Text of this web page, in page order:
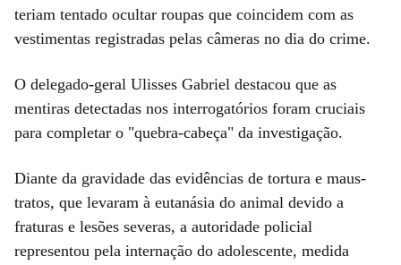
teriam tentado ocultar roupas que coincidem com as
vestimentas registradas pelas câmeras no dia do crime.
O delegado-geral Ulisses Gabriel destacou que as
mentiras detectadas nos interrogatórios foram cruciais
para completar o "quebra-cabeça" da investigação.
Diante da gravidade das evidências de tortura e maus-
tratos, que levaram à eutanásia do animal devido a
fraturas e lesões severas, a autoridade policial
representou pela internação do adolescente, medida